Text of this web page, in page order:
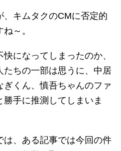
、キムタクのCMに否定的
～。
になってしまったのか、
たちの一部は思うに、中居
くん、慎吾ちゃんのファ
手に推測してしまいま
は、ある記事では今回の件